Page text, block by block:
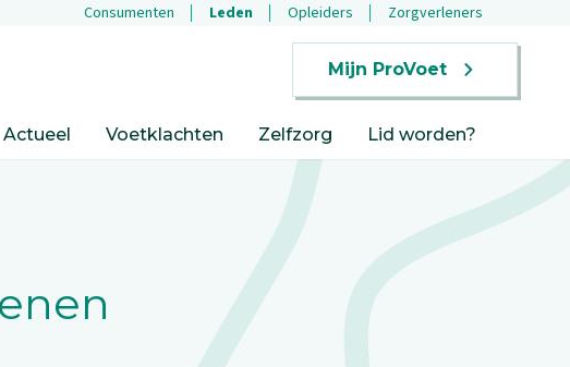
Consumenten Leden Opleiders Zorgverleners
Mijn ProVoet
Actueel Voetklachten Zelfzorg Lid worden?